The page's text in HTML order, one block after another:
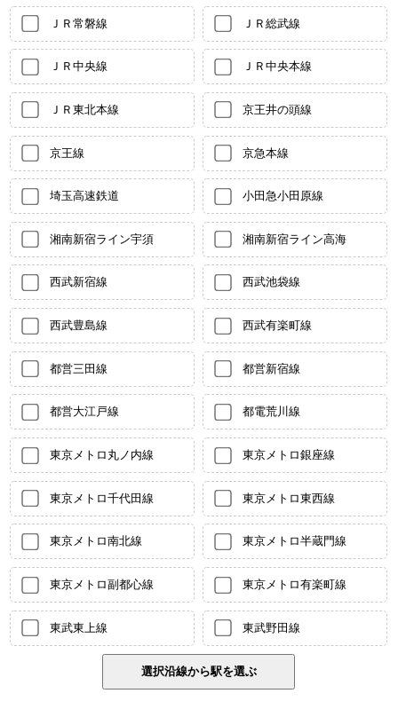
ＪＲ常磐線 ＪＲ総武線
ＪＲ中央線 ＪＲ中央本線
ＪＲ東北本線 京王井の頭線
京王線 京急本線
埼玉高速鉄道 小田急小田原線
湘南新宿ライン宇須 湘南新宿ライン高海
西武新宿線 西武池袋線
西武豊島線 西武有楽町線
都営三田線 都営新宿線
都営大江戸線 都電荒川線
東京メトロ丸ノ内線 東京メトロ銀座線
東京メトロ千代田線 東京メトロ東西線
東京メトロ南北線 東京メトロ半蔵門線
東京メトロ副都心線 東京メトロ有楽町線
東武東上線 東武野田線